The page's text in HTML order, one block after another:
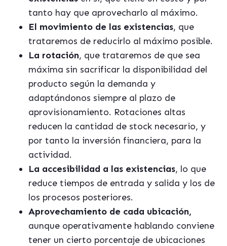
tanto hay que aprovecharlo al máximo.
El movimiento de las existencias, que
trataremos de reducirlo al máximo posible.
La rotación, que trataremos de que sea
máxima sin sacrificar la disponibilidad del
producto según la demanda y
adaptándonos siempre al plazo de
aprovisionamiento. Rotaciones altas
reducen la cantidad de stock necesario, y
por tanto la inversión financiera, para la
actividad.
La accesibilidad a las existencias, lo que
reduce tiempos de entrada y salida y los de
los procesos posteriores.
Aprovechamiento de cada ubicación,
aunque operativamente hablando conviene
tener un cierto porcentaje de ubicaciones